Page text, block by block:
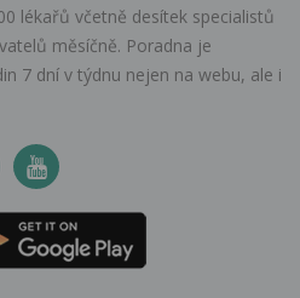
lékařů včetně desítek specialistů
měsíčně. Poradna je
7 dní v týdnu nejen na webu, ale i